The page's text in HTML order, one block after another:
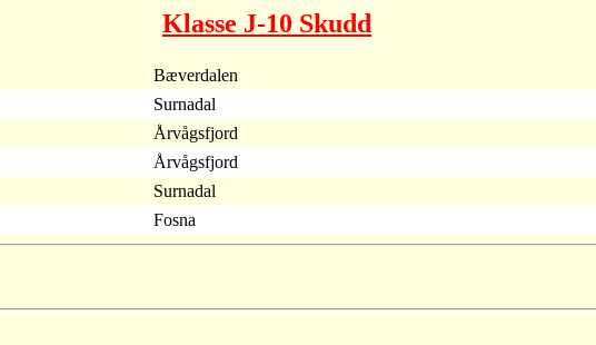
Klasse J-10 Skudd
Bæverdalen
Surnadal
Årvågsfjord
Årvågsfjord
Surnadal
Fosna